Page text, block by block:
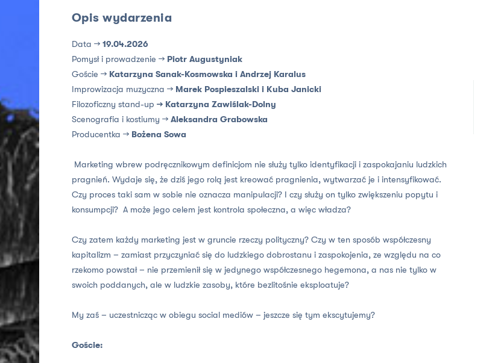
Opis wydarzenia
Data →19.04.2026
Pomysł i prowadzenie → Piotr Augustyniak
Goście → Katarzyna Sanak-Kosmowska i Andrzej Karalus
Improwizacja muzyczna → Marek Pospieszalski i Kuba Janicki
Filozoficzny stand-up → Katarzyna Zawiślak-Dolny
Scenografia i kostiumy → Aleksandra Grabowska
Producentka → Bożena Sowa
Marketing wbrew podręcznikowym definicjom nie służy tylko identyfikacji i zaspokajaniu ludzkich
pragnień. Wydaje się, że dziś jego rolą jest kreować pragnienia, wytwarzać je i intensyfikować.
Czy proces taki sam w sobie nie oznacza manipulacji? I czy służy on tylko zwiększeniu popytu i
konsumpcji? A może jego celem jest kontrola społeczna, a więc władza?
Czy zatem każdy marketing jest w gruncie rzeczy polityczny? Czy w ten sposób współczesny
kapitalizm – zamiast przyczyniać się do ludzkiego dobrostanu i zaspokojenia, ze względu na co
rzekomo powstał – nie przemienił się w jedynego współczesnego hegemona, a nas nie tylko w
swoich poddanych, ale w ludzkie zasoby, które bezlitośnie eksploatuje?
My zaś – uczestnicząc w obiegu social mediów – jeszcze się tym ekscytujemy?
Goście: